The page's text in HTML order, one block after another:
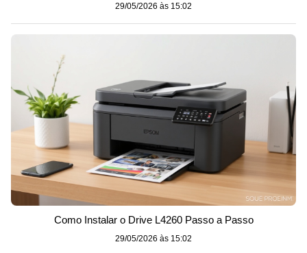
29/05/2026 às 15:02
Como Instalar o Drive L4260 Passo a Passo
29/05/2026 às 15:02